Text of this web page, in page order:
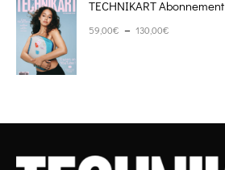
TECHNIKART Abonnement
59,00€ – 130,00€